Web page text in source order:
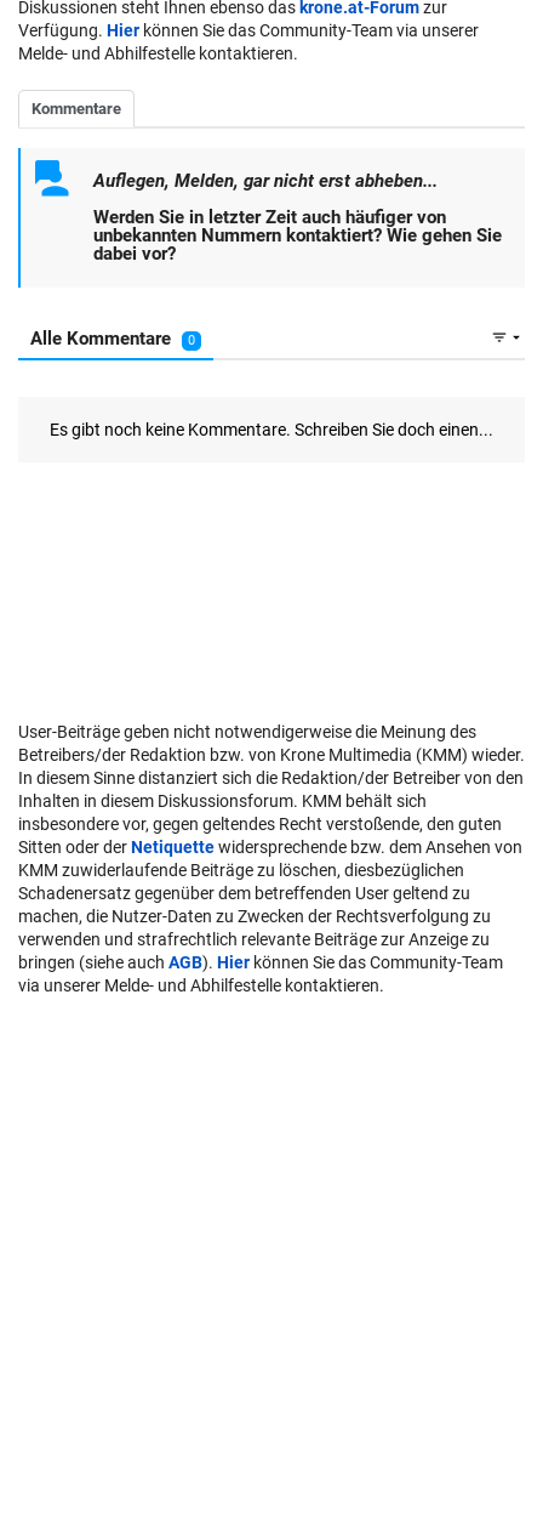
Diskussionen steht Ihnen ebenso das krone.at-Forumzur
Verfügung. Hier können Sie das Community-Team via unserer
Melde- und Abhilfestelle kontaktieren.
User-Beiträge geben nicht notwendigerweise die Meinung des
Betreibers/der Redaktion bzw. von Krone Multimedia (KMM) wieder.
In diesem Sinne distanziert sich die Redaktion/der Betreiber von den
Inhalten in diesem Diskussionsforum. KMM behält sich
insbesondere vor, gegen geltendes Recht verstoßende, den guten
Sitten oder derNetiquettewidersprechende bzw. dem Ansehen von
KMM zuwiderlaufende Beiträge zu löschen, diesbezüglichen
Schadenersatz gegenüber dem betreffenden User geltend zu
machen, die Nutzer-Daten zu Zwecken der Rechtsverfolgung zu
verwenden und strafrechtlich relevante Beiträge zur Anzeige zu
bringen (siehe auch AGB). Hier können Sie das Community-Team
via unserer Melde- und Abhilfestelle kontaktieren.